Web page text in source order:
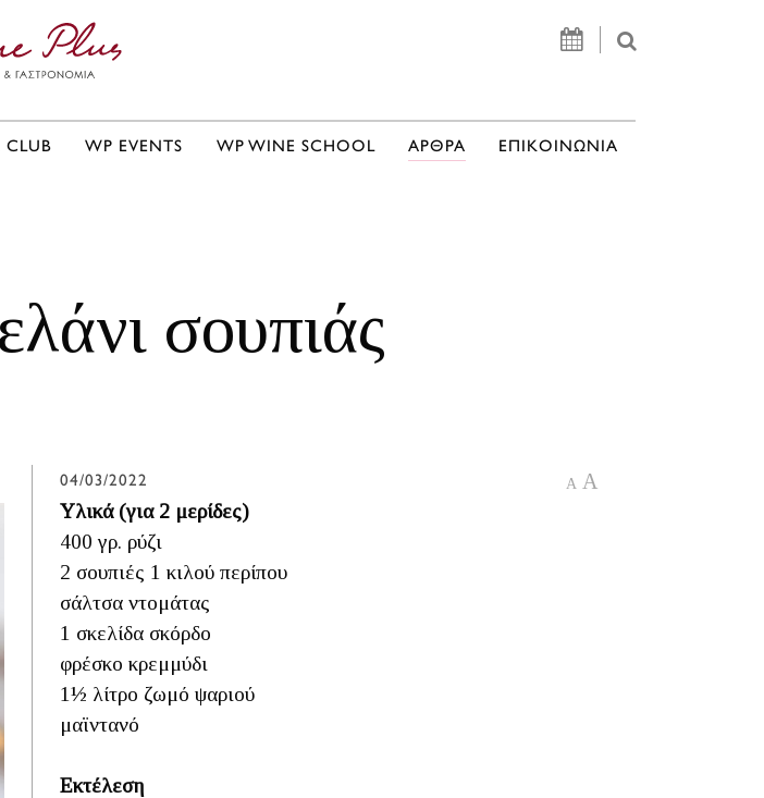
CLUB WP EVENTS WP WINE SCHOOL ΑΡΘΡΑ ΕΠΙΚΟΙΝΩΝΙΑ
σουπιάς
04/03/2022
Υλικά (για 2 μερίδες)
400 γρ. ρύζι
2 σουπιές 1 κιλού περίπου
σάλτσα ντομάτας
1 σκελίδα σκόρδο
φρέσκο κρεμμύδι
1½ λίτρο ζωμό ψαριού
μαϊντανό
Εκτέλεση
A A